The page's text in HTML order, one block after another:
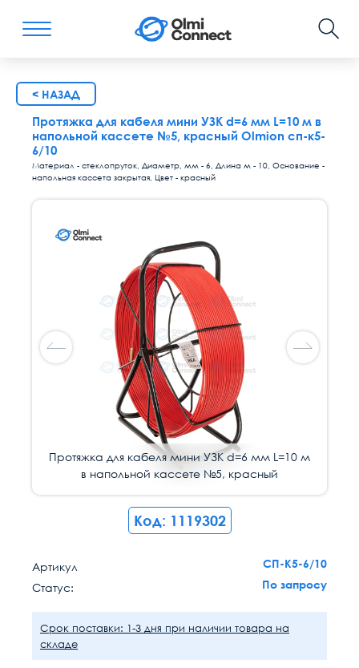
< НАЗАД
Протяжка для кабеля мини УЗК d=6 мм L=10 м в
напольной кассете №5, красный Olmion сп-к5-
6/10
Материал - стеклопруток, Диаметр, мм - 6, Длина м - 10, Основание -
напольная кассета закрытая, Цвет - красный
Протяжка для кабеля мини УЗК d=6 мм L=10 м
в напольной кассете №5, красный
Протяжка для кабеля мини УЗК d=6 мм L=10 м
в напольной кассете №5, красный
Протяжка для кабеля мини УЗК d=6 мм L=10 м
в напольной кассете №5, красный
Протяжка для кабеля мини УЗК d=6 мм L=10 м
в напольной кассете №5, красный
Код: 1119302
Артикул
СП-К5-6/10
Статус:
По запросу
Срок поставки: 1-3 дня при наличии товара на
складе